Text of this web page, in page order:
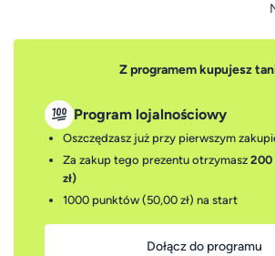
Z programem kupujesz
Program lojalnościowy
Oszczędzasz już przy pierwszym
Za zakup tego prezentu otrzymasz 200
zł)
1000 punktów (50,00 zł) na start
Dołącz do programu